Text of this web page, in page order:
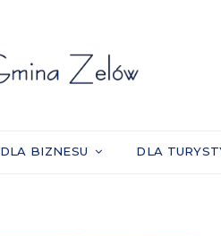
DLA BIZNESU DLA